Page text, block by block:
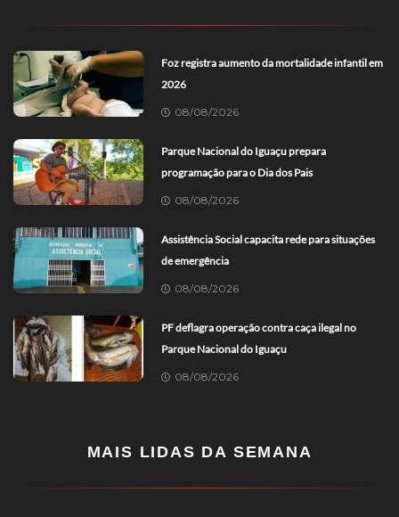
Foz registra aumento da mortalidade infantil em
2026
08/08/2026
Parque Nacional do Iguaçu prepara
programação para o Dia dos Pais
08/08/2026
Assistência Social capacita rede para situações
de emergência
08/08/2026
PF deflagra operação contra caça ilegal no
Parque Nacional do Iguaçu
08/08/2026
MAIS LIDAS DA SEMANA